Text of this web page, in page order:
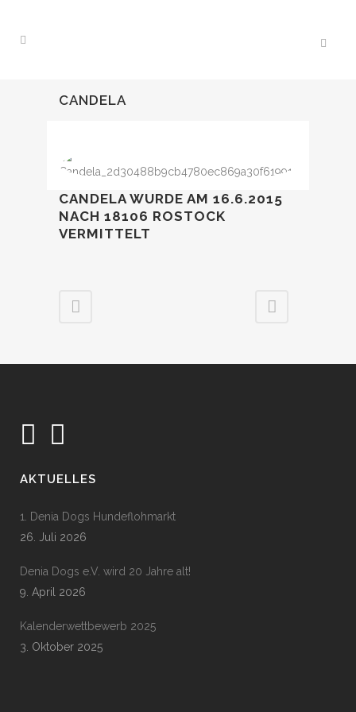
CANDELA
CANDELA WURDE AM 16.6.2015
NACH 18106 ROSTOCK
VERMITTELT
AKTUELLES
1. Denia Dogs Hundeflohmarkt
26. Juli 2026
Denia Dogs e.V. wird 20 Jahre alt!
9. April 2026
Kalenderwettbewerb 2025
3. Oktober 2025